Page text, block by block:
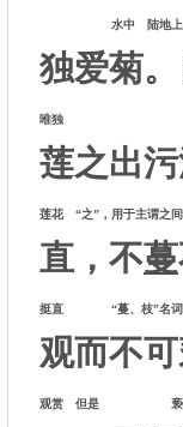
水中 陆
独爱菊。
唯独 从 李
莲之出
莲花 “之”，用于
直，不蔓
挺直 “蔓、枝”名
观而不可
观赏 但是 亵：亲近